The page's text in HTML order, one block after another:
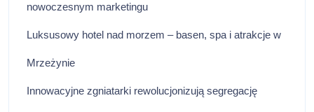
nowoczesnym marketingu
Luksusowy hotel nad morzem – basen, spa i atrakcje w
Mrzeżynie
Innowacyjne zgniatarki rewolucjonizują segregację